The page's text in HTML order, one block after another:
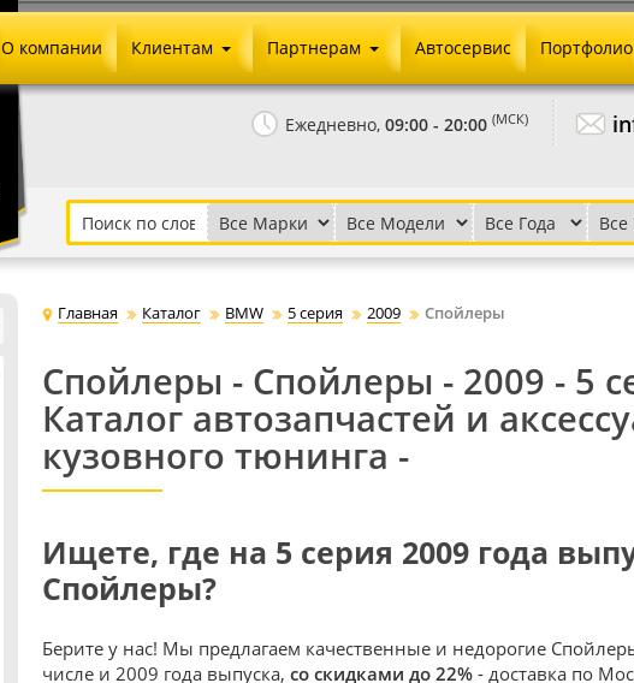
Ежедневно, 09:00 - 20:00 (МСК)
О компании Клиентам
Как сделать заказ
Установка на авто
Письмо директору
Партнерам
Агентское вознаграждение
Скачать прайс
Автосервис Портфолио
Главная Каталог BMW 5 серия 2009 Спойлеры
Спойлеры - Спойлеры - 2009 - 5
Каталог автозапчастей и
кузовного тюнинга -
Ищете, где на 5 серия 2009 года
Спойлеры?
Берите у нас! Мы предлагаем качественные и недорогие
числе и 2009 года выпуска, со скидками до 22% - доставка по